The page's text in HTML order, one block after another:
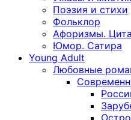
Поэзия и стихи
Фольклор
Афоризмы.
Юмор. Сатира
Young Adult
Любовные